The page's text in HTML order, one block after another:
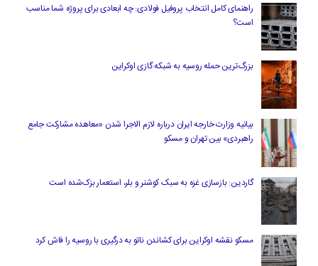
راهنمای کامل انتخاب پروفیل فولادی: چه ابعادی برای پروژه شما مناسب
است؟
بزرگ‌ترین حمله روسیه به شبکه گازی اوکراین
بیانیه وزارت خارجه ایران درباره لازم‌ الاجرا شدن «معاهده مشارکت جامع
راهبردی» بین تهران و مسکو
گاردین: بازسازی غزه به سبک کوشنر و بلر، استعمار بزک‌شده است
مسکو نقشه اوکراین برای کشاندن ناتو به درگیری با روسیه را فاش کرد